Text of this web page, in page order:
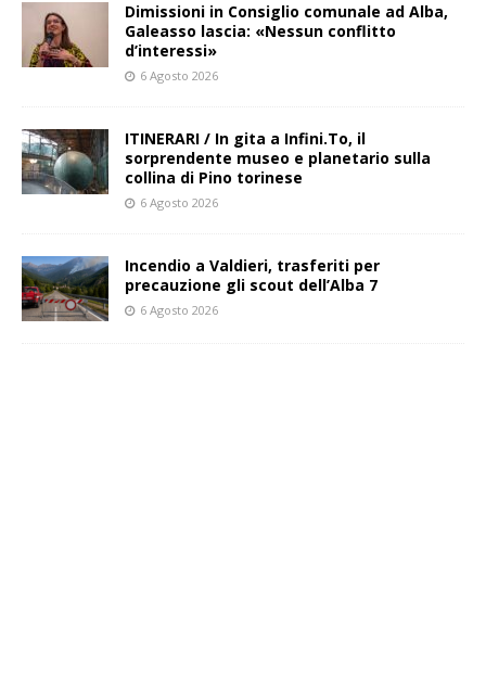
Dimissioni in Consiglio comunale ad Alba,
Galeasso lascia: «Nessun conflitto
d’interessi»
6 Agosto 2026
ITINERARI / In gita a Infini.To, il
sorprendente museo e planetario sulla
collina di Pino torinese
6 Agosto 2026
Incendio a Valdieri, trasferiti per
precauzione gli scout dell’Alba 7
6 Agosto 2026